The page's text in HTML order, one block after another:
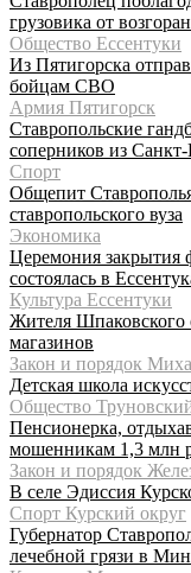
грузовика от
Общество Ессентуки
Из Пятигорска
бойцам СВО
Армия Пятигорск
Ставропольские
соперников из Санкт-
Спорт
Общепит
ставропольского вуза
Экономика
Церемония закрытия
состоялась в
Культура Ессентуки
Жителя Шпаковского
магазинов
Закон и порядок
Детская школа
Общество
Пенсионерка,
мошенникам 1,3 млн
Закон и порядок
В селе Эдиссия
Спорт Курский округ
Губернатор
лечебной грязи в